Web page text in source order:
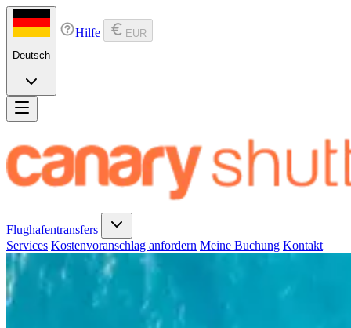
Deutsch
Hilfe EUR
Flughafentransfers
Services Kostenvoranschlag anfordern Meine Buchung Kontakt